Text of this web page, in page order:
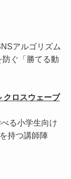
アルゴリズム
ぐ「勝てる動
クロスウェーブ
る小学生向け
持つ講師陣